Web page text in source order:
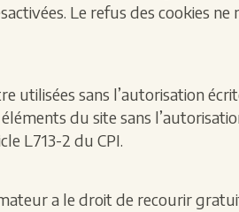
Le refus des cookies ne
utilisées sans l’autorisation
du site sans
L713-2 du CPI.
a le droit de recourir